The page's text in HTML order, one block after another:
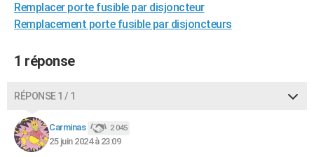
Remplacer porte fusible par disjoncteur
Remplacement porte fusible par disjoncteurs
1 réponse
RÉPONSE 1 / 1
Carminas 2 045
25 juin 2024 à 23:09